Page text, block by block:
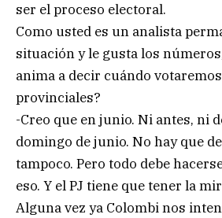
ser el proceso electoral.
Como usted es un analista
situación y le gusta los
anima a decir cuándo
provinciales?
-Creo que en junio. Ni antes, ni
domingo de junio. No hay que
tampoco. Pero todo debe
eso. Y el PJ tiene que tener la
Alguna vez ya Colombi nos